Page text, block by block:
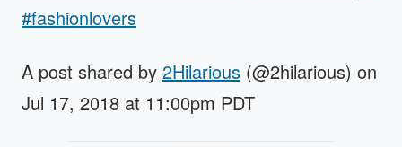
#fashionlovers
A post shared by 2Hilarious (@2hilarious) on
Jul 17, 2018 at 11:00pm PDT